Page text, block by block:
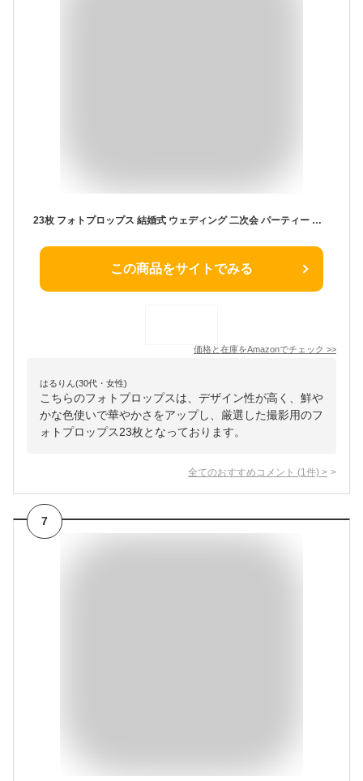
23枚 フォトプロップス 結婚式 ウェディング 二次会 パーティー 撮影小道具 装飾付属品
この商品をサイトでみる
価格と在庫をAmazonでチェック >>
はるりん(30代・女性)
こちらのフォトプロップスは、デザイン性が高く、鮮や
かな色使いで華やかさをアップし、厳選した撮影用のフ
ォトプロップス23枚となっております。
全てのおすすめコメント (1 件) >
7